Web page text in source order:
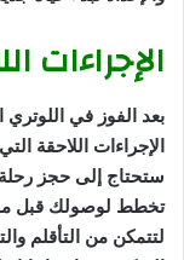
الإجراءات
بعد الفوز في
الإجراءات اللاحقة
ستحتاج إلى حجز
تخطط لوصولك قبل
لتتمكن من التأقلم